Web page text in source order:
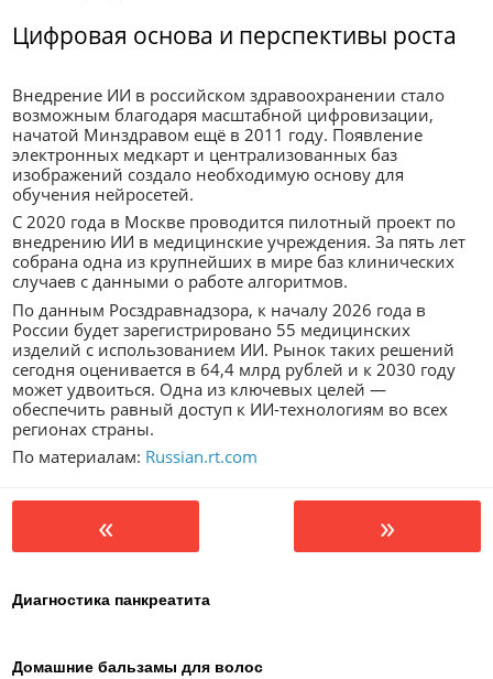
Цифровая основа и перспективы роста
Внедрение ИИ в российском здравоохранении стало
возможным благодаря масштабной цифровизации,
начатой Минздравом ещё в 2011 году. Появление
электронных медкарт и централизованных баз
изображений создало необходимую основу для
обучения нейросетей.
С 2020 года в Москве проводится пилотный проект по
внедрению ИИ в медицинские учреждения. За пять лет
собрана одна из крупнейших в мире баз клинических
случаев с данными о работе алгоритмов.
По данным Росздравнадзора, к началу 2026 года в
России будет зарегистрировано 55 медицинских
изделий с использованием ИИ. Рынок таких решений
сегодня оценивается в 64,4 млрд рублей и к 2030 году
может удвоиться. Одна из ключевых целей —
обеспечить равный доступ к ИИ-технологиям во всех
регионах страны.
По материалам: Russian.rt.com
« »
Диагностика панкреатита
Домашние бальзамы для волос